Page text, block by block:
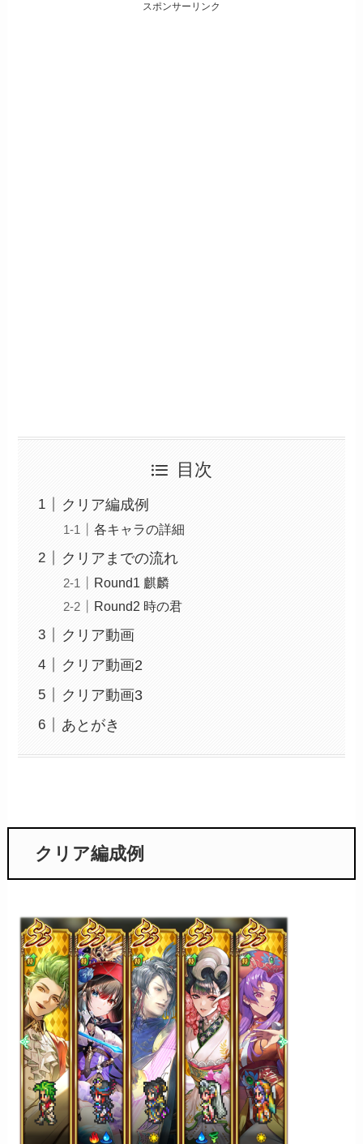
スポンサーリンク
目次
クリア編成例
各キャラの詳細
クリアまでの流れ
Round1 麒麟
Round2 時の君
クリア動画
クリア動画2
クリア動画3
あとがき
クリア編成例